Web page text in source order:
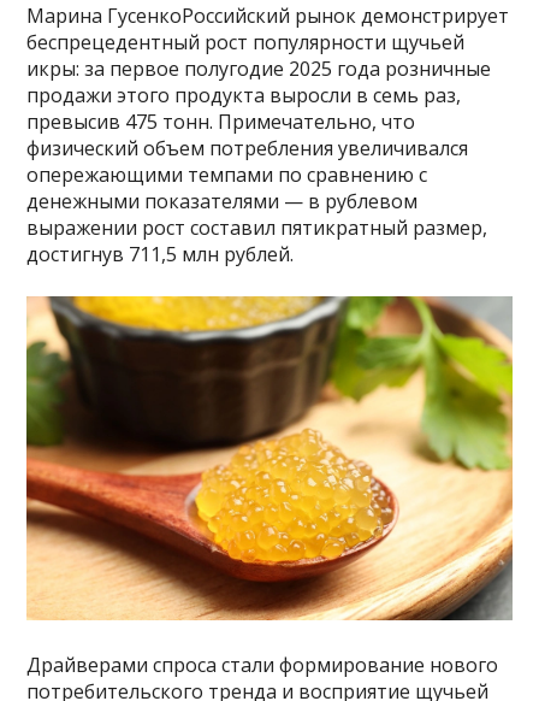
Марина ГусенкоРоссийский рынок демонстрирует
беспрецедентный рост популярности щучьей
икры: за первое полугодие 2025 года розничные
продажи этого продукта выросли в семь раз,
превысив 475 тонн. Примечательно, что
физический объем потребления увеличивался
опережающими темпами по сравнению с
денежными показателями — в рублевом
выражении рост составил пятикратный размер,
достигнув 711,5 млн рублей.
Драйверами спроса стали формирование нового
потребительского тренда и восприятие щучьей